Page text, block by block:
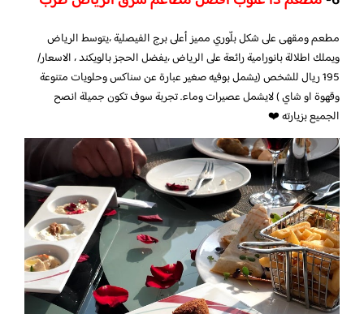
مطعم ومقهى على شكل بلّوري مميز أعلى برج الفيصلية ،يتوسط الرياض
ويملك اطلالة بانورامية رائعة على الرياض ،يفضل الحجز بالويكند ، الاسعار/
195 ريال للشخص (يشمل بوفيه صغير عبارة عن سناكس وحلويات متنوعة
وقهوة او شاي ) لايشمل عصيرات وماء. تجربة سوف تكون جميلة انصح
الجميع بزيارته ❤️